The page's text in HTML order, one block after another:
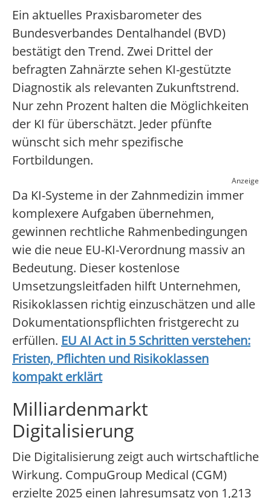
Ein aktuelles Praxisbarometer des
Bundesverbandes Dentalhandel (BVD)
bestätigt den Trend. Zwei Drittel der
befragten Zahnärzte sehen KI-gestützte
Diagnostik als relevanten Zukunftstrend.
Nur zehn Prozent halten die Möglichkeiten
der KI für überschätzt. Jeder pfünfte
wünscht sich mehr spezifische
Fortbildungen.
Anzeige
Da KI-Systeme in der Zahnmedizin immer
komplexere Aufgaben übernehmen,
gewinnen rechtliche Rahmenbedingungen
wie die neue EU-KI-Verordnung massiv an
Bedeutung. Dieser kostenlose
Umsetzungsleitfaden hilft Unternehmen,
Risikoklassen richtig einzuschätzen und alle
Dokumentationspflichten fristgerecht zu
erfüllen. EU AI Act in 5 Schritten verstehen:
Fristen, Pflichten und Risikoklassen
kompakt erklärt
Milliardenmarkt
Digitalisierung
Die Digitalisierung zeigt auch wirtschaftliche
Wirkung. CompuGroup Medical (CGM)
erzielte 2025 einen Jahresumsatz von 1,213